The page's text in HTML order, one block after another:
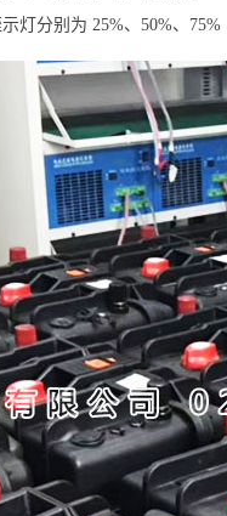
灯分别为 25%、50%、75%